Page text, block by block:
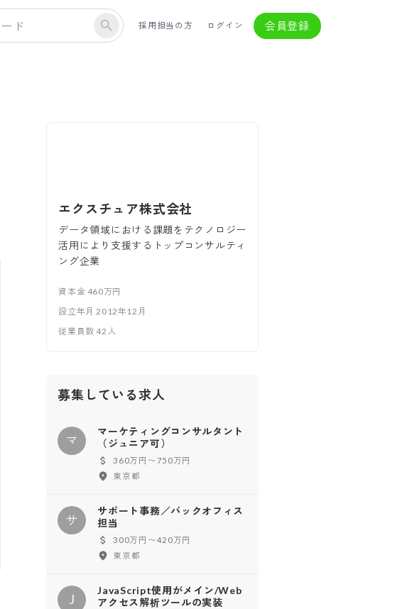
採用担当の方 ログイン 会員登録
エクスチュア株式会社
データ領域における課題をテクノロジー
活用により支援するトップコンサルティ
ング企業
資本金 460万円
設立年月 2012年12月
従業員数42 人
募集している求人
マ
マーケティングコンサルタント
（ジュニア可）
360万円〜750万円
東京都
サ
サポート事務／バックオフィス
担当
300万円〜420万円
東京都
J
JavaScript使用がメイン/Web
アクセス解析ツールの実装